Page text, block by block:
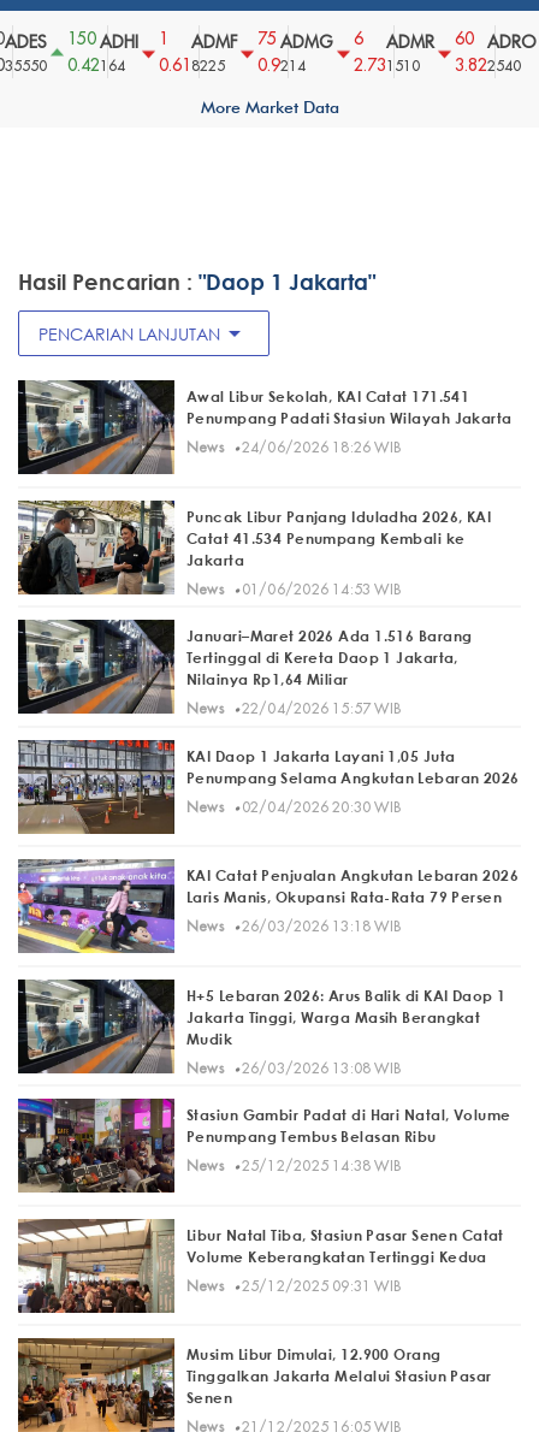
150
0.42
ADHI
164
0.61
ADMF
8225
75
0.9
ADMG
214
2.73
ADMR
1510
60
3.82
ADRO
2540
More Market Data
Hasil Pencarian : "Daop 1 Jakarta"
PENCARIAN LANJUTAN arrow_drop_down
Awal Libur Sekolah, KAI Catat 171.541
Penumpang Padati Stasiun Wilayah Jakarta
News· 24/06/2026 18:26 WIB
Puncak Libur Panjang Iduladha 2026, KAI
Catat 41.534 Penumpang Kembali ke
Jakarta
News· 01/06/2026 14:53 WIB
Januari–Maret 2026 Ada 1.516 Barang
Tertinggal di Kereta Daop 1 Jakarta,
Nilainya Rp1,64 Miliar
News· 22/04/2026 15:57 WIB
KAI Daop 1 Jakarta Layani 1,05 Juta
Penumpang Selama Angkutan Lebaran 2026
News· 02/04/2026 20:30 WIB
KAI Catat Penjualan Angkutan Lebaran 2026
Laris Manis, Okupansi Rata-Rata 79 Persen
News· 26/03/2026 13:18 WIB
H+5 Lebaran 2026: Arus Balik di KAI Daop 1
Jakarta Tinggi, Warga Masih Berangkat
Mudik
News· 26/03/2026 13:08 WIB
Stasiun Gambir Padat di Hari Natal, Volume
Penumpang Tembus Belasan Ribu
News· 25/12/2025 14:38 WIB
Libur Natal Tiba, Stasiun Pasar Senen Catat
Volume Keberangkatan Tertinggi Kedua
News· 25/12/2025 09:31 WIB
Musim Libur Dimulai, 12.900 Orang
Tinggalkan Jakarta Melalui Stasiun Pasar
Senen
News
21/12/2025 16:05 WIB